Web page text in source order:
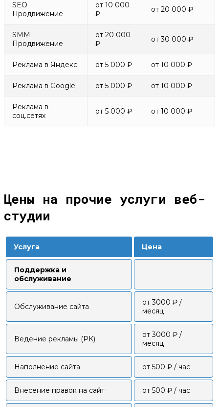
SEO
Продвижение
от 10 000
₽
от 20 000 ₽
SMM
Продвижение
от 20 000
₽
от 30 000 ₽
Реклама в Яндекс от 5 000 ₽ от 10 000 ₽
Реклама в Google от 5 000 ₽ от 10 000 ₽
Реклама в
соц.сетях
от 5 000 ₽ от 10 000 ₽
Цены на прочие услуги веб-
студии
Услуга Цена
Поддержка и
обслуживание
Обслуживание сайта
от 3000 ₽ /
месяц
Ведение рекламы (РК)
от 3000 ₽ /
месяц
Наполнение сайта от 500 ₽ / час
Внесение правок на сайт от 500 ₽ / час